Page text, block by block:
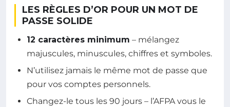
LES RÈGLES D’OR POUR UN MOT DE
PASSE SOLIDE
12 caractères minimum – mélangez
majuscules, minuscules, chiffres et symboles.
N’utilisez jamais le même mot de passe que
pour vos comptes personnels.
Changez-le tous les 90 jours – l’AFPA vous le